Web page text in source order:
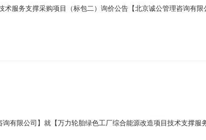
服务支撑采购项目（标包二）询价公告【北京诚公管理咨询有限
2026年至2027年YD通信工程JLFW集中采购(总部)项目技术服务
有限公司】就【万力轮胎绿色工厂综合能源改造项目技术支撑服